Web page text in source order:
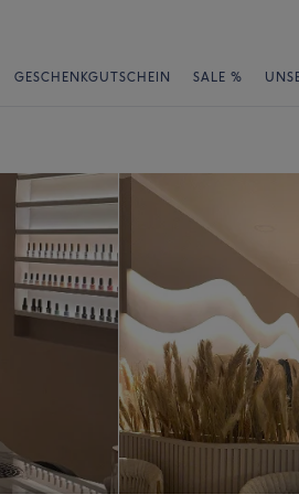
GESCHENKGUTSCHEIN SALE %